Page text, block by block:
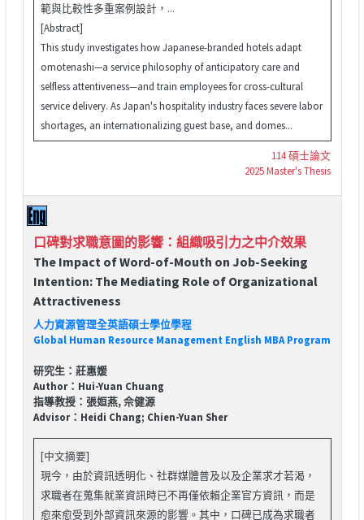
範與比較性多重案例設計，...
[Abstract]
This study investigates how Japanese-branded hotels adapt
omotenashi—a service philosophy of anticipatory care and
selfless attentiveness—and train employees for cross-cultural
service delivery. As Japan's hospitality industry faces severe labor
shortages, an internationalizing guest base, and domes...
114 碩士論文
2025 Master's Thesis
口碑對求職意圖的影響：組織吸引力之中介效果
The Impact of Word-of-Mouth on Job-Seeking
Intention: The Mediating Role of Organizational
Attractiveness
人力資源管理全英語碩士學位學程
Global Human Resource Management English MBA Program
研究生：莊惠媛
Author：Hui-Yuan Chuang
指導教授：張姮燕, 佘健源
Advisor：Heidi Chang; Chien-Yuan Sher
[中文摘要]
現今，由於資訊透明化、社群媒體普及以及企業求才若渴，
求職者在蒐集就業資訊時已不再僅依賴企業官方資訊，而是
愈來愈受到外部資訊來源的影響。其中，口碑已成為求職者